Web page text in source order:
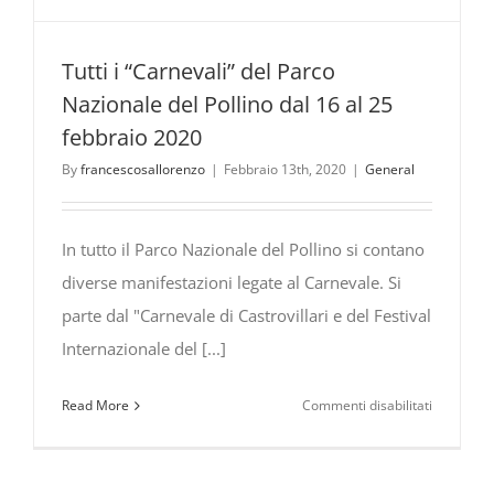
Tutti i “Carnevali” del Parco
Nazionale del Pollino dal 16 al 25
febbraio 2020
Byfrancescosallorenzo | Febbraio 13th, 2020 | General
In tutto il Parco Nazionale del Pollino si contano
diverse manifestazioni legate al Carnevale. Si
parte dal "Carnevale di Castrovillari e del Festival
Internazionale del [...]
Read More Commenti disabilitati